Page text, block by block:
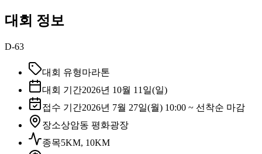
대회 정보
D-63
대회 유형마라톤
대회 기간2026년 10월 11일(일)
접수 기간2026년 7월 27일(월) 10:00 ~ 선착순 마감
장소상암동 평화광장
종목5KM, 10KM